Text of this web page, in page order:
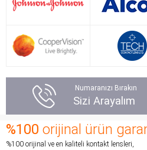
Numaranızı Bırakın
Sizi Arayalım
%100 orijinal ürün
%100 orijinal ve en kaliteli kontakt lensleri,